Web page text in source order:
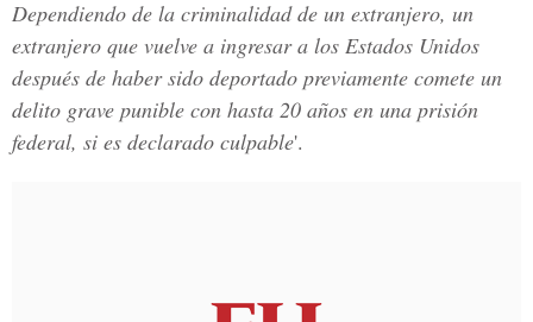
Dependiendo de la criminalidad de un extranjero, un
extranjero que vuelve a ingresar a los Estados Unidos
después de haber sido deportado previamente comete un
delito grave punible con hasta 20 años en una prisión
federal, si es declarado culpable'.